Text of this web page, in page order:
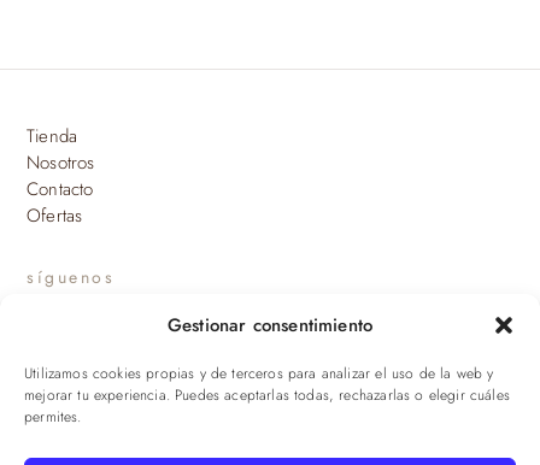
Gestionar consentimiento
Utilizamos cookies propias y de terceros para analizar el uso de la web y
mejorar tu experiencia. Puedes aceptarlas todas, rechazarlas o elegir cuáles
permites.
Tienda
Nosotros
Contacto
Ofertas
síguenos
suscríbete a nuestras novedades